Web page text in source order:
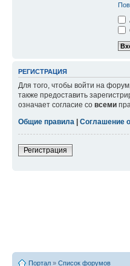
РЕГИСТРАЦИЯ
Для того, чтобы войти на
также предоставить
означает согласие со всеми
Общие правила
Соглашение
Регистрация
Портал » Список форумов